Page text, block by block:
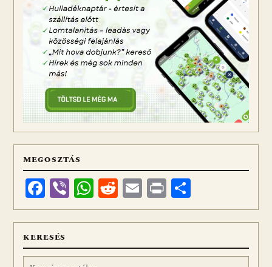
MEGOSZTÁS
Facebook
ViberWhatsApp
Reddit
Email
Print
meg
KERESÉS
Keresés: